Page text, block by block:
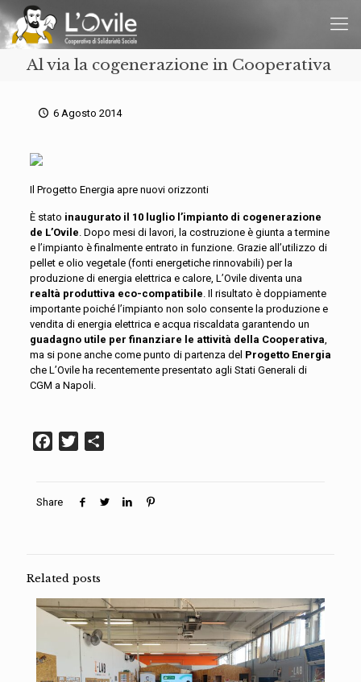
Al via la cogenerazione in Cooperativa
6 Agosto 2014
Il Progetto Energia apre nuovi orizzonti
È stato inaugurato il 10 luglio l’impianto di cogenerazione
de L’Ovile. Dopo mesi di lavori, la costruzione è giunta a termine
e l’impianto è finalmente entrato in funzione. Grazie all’utilizzo di
pellet e olio vegetale (fonti energetiche rinnovabili) per la
produzione di energia elettrica e calore, L’Ovile diventa una
realtà produttiva eco-compatibile. Il risultato è doppiamente
importante poiché l’impianto non solo consente la produzione e
vendita di energia elettrica e acqua riscaldata garantendo un
guadagno utile per finanziare le attività della Cooperativa,
ma si pone anche come punto di partenza del Progetto Energia
che L’Ovile ha recentemente presentato agli Stati Generali di
CGM a Napoli.
Facebook
Twitter
Share
Related posts